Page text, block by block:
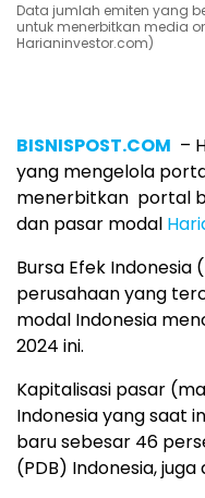
Data jumlah emiten yang
untuk menerbitkan media
Harianinvestor.com)
BISNISPOST.COM –
yang mengelola
menerbitkan portal
dan pasar modal
Bursa Efek
perusahaan yang
modal Indonesia
2024 ini.
Kapitalisasi pasar
Indonesia yang saat
baru sebesar 46
(PDB) Indonesia,